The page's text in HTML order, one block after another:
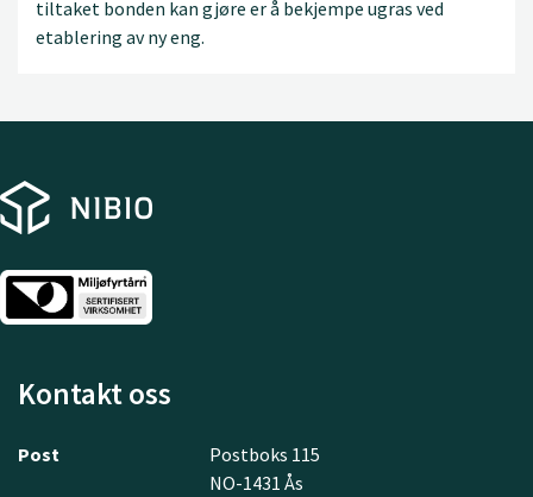
tiltaket bonden kan gjøre er å bekjempe ugras ved
etablering av ny eng.
Kontakt oss
Post
Postboks 115
NO-1431 Ås